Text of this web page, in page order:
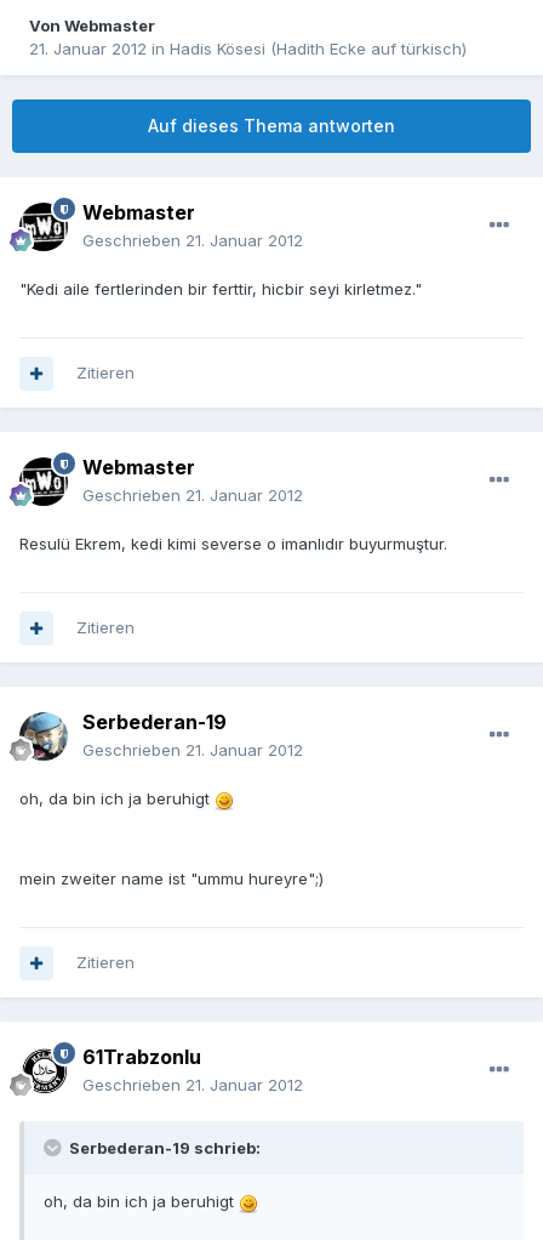
Von Webmaster
21. Januar 2012 in Hadis Kösesi (Hadith Ecke auf türkisch)
Auf dieses Thema antworten
Webmaster
Geschrieben 21. Januar 2012
"Kedi aile fertlerinden bir ferttir, hicbir seyi kirletmez."
Zitieren
Webmaster
Geschrieben 21. Januar 2012
Resulü Ekrem, kedi kimi severse o imanlıdır buyurmuştur.
Zitieren
Serbederan-19
Geschrieben 21. Januar 2012
oh, da bin ich ja beruhigt
mein zweiter name ist "ummu hureyre";)
Zitieren
61Trabzonlu
Geschrieben 21. Januar 2012
Serbederan-19 schrieb:
oh, da bin ich ja beruhigt